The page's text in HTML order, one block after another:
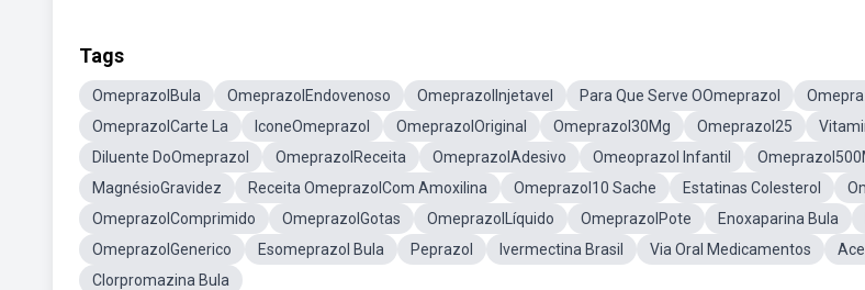
Tags
OmeprazolBula OmeprazolEndovenoso OmeprazolInjetavel Para Que Serve OOmeprazol
OmeprazolCarte La
IconeOmeprazol OmeprazolOriginal Omeprazol30Mg Omeprazol25
Diluente DoOmeprazol
OmeprazolReceita OmeprazolAdesivo Omeoprazol Infantil
MagnésioGravidez
Receita OmeprazolCom Amoxilina Omeprazol10 Sache Estatinas Colesterol
OmeprazolComprimido
OmeprazolGotas OmeprazolLíquido OmeprazolPote Enoxaparina Bula
OmeprazolGenerico
Esomeprazol Bula Peprazol Ivermectina Brasil Via Oral Medicamentos
Clorpromazina Bula